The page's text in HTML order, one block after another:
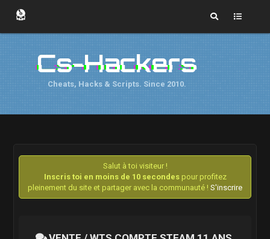
Cs-Hackers
Cheats, Hacks & Scripts. Since 2010.
Salut à toi visiteur !
Inscris toi en moins de 10 secondespour profitez
pleinement du site et partager avec la communauté ! S'inscrire